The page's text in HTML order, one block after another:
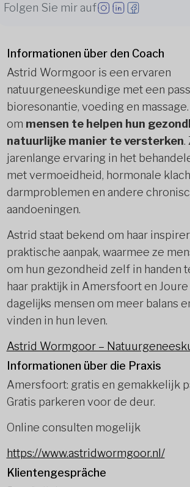
Folgen Sie mir auf
Informationen über den Coach
Astrid Wormgoor is een ervaren
natuurgeneeskundige met een
bioresonantie, voeding en
om mensen te helpen hun
natuurlĳke manier te versterken.
jarenlange ervaring in het
met vermoeidheid, hormonale
darmproblemen en andere
aandoeningen.
Astrid staat bekend om haar
praktische aanpak, waarmee ze
om hun gezondheid zelf in handen
haar praktĳk in Amersfoort en
dagelĳks mensen om meer balans
vinden in hun leven.
Astrid Wormgoor –
Informationen über die Praxis
Amersfoort: gratis en gemakkelijk
Gratis parkeren voor de deur.
Online consulten mogelijk
https://www.astridwormgoor.nl/
Klientengespräche